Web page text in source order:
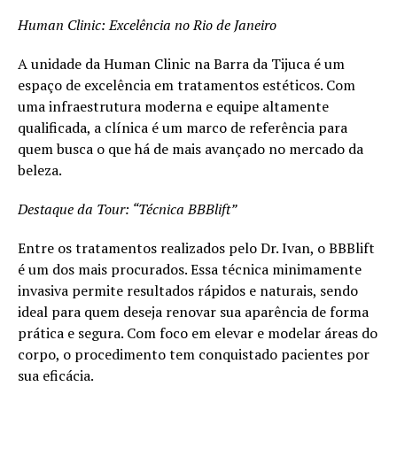
Human Clinic: Excelência no Rio de Janeiro
A unidade da Human Clinic na Barra da Tijuca é um
espaço de excelência em tratamentos estéticos. Com
uma infraestrutura moderna e equipe altamente
qualificada, a clínica é um marco de referência para
quem busca o que há de mais avançado no mercado da
beleza.
Destaque da Tour: “Técnica BBBlift”
Entre os tratamentos realizados pelo Dr. Ivan, o BBBlift
é um dos mais procurados. Essa técnica minimamente
invasiva permite resultados rápidos e naturais, sendo
ideal para quem deseja renovar sua aparência de forma
prática e segura. Com foco em elevar e modelar áreas do
corpo, o procedimento tem conquistado pacientes por
sua eficácia.